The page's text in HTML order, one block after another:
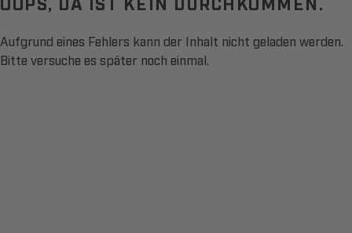
Aufgrund eines Fehlers kann der Inhalt nicht geladen werden.
Bitte versuche es später noch einmal.